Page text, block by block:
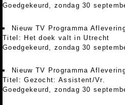
Goedgekeurd, zondag 30
Nieuw TV Programma
Titel: Het doek valt in Utrecht
Goedgekeurd, zondag 30
Nieuw TV Programma
Titel: Gezocht: Assistent/Vr.
Goedgekeurd, zondag 30